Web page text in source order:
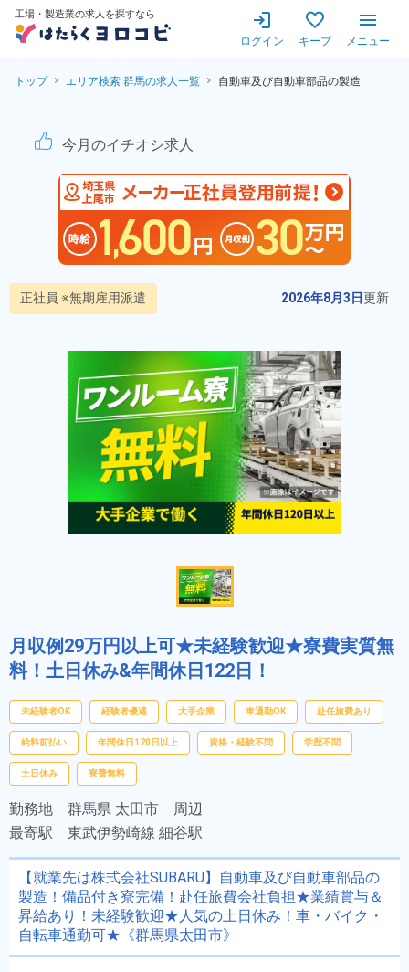
工場・製造業の求人を探すなら
ログイン キープ メニュー
トップ エリア検索 群馬の求人一覧 自動車及び自動車部品の製造
【就業先は株式会社
今月のイチオシ求人
正社員 ※無期雇用派遣 2026年8月3日更新
月収例29万円以上可★未経験歓迎★寮費実質無
料！土日休み&年間休日122日！
未経験者OK 経験者優遇 大手企業 車通勤OK 赴任旅費あり
給料前払い 年間休日120日以上 資格・経験不問 学歴不問
土日休み 寮費無料
勤務地 群馬県 太田市 周辺
最寄駅 東武伊勢崎線 細谷駅
【就業先は株式会社SUBARU】自動車及び自動車部品の
製造！備品付き寮完備！赴任旅費会社負担★業績賞与＆
昇給あり！未経験歓迎★人気の土日休み！車・バイク・
自転車通勤可★《群馬県太田市》